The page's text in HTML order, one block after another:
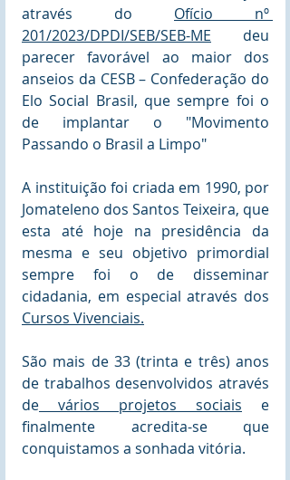
através do Ofício nº
201/2023/DPDI/SEB/SEB-ME deu
parecer favorável ao maior dos
anseios da CESB – Confederação do
Elo Social Brasil, que sempre foi o
de implantar o "Movimento
Passando o Brasil a Limpo"
A instituição foi criada em 1990, por
Jomateleno dos Santos Teixeira, que
esta até hoje na presidência da
mesma e seu objetivo primordial
sempre foi o de disseminar
Cursos Vivenciais.
São mais de 33 (trinta e três) anos
de trabalhos desenvolvidos através
de vários projetos sociais e
finalmente acredita-se que
conquistamos a sonhada vitória.